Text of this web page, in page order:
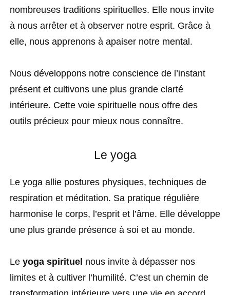
nombreuses traditions spirituelles. Elle nous invite
à nous arrêter et à observer notre esprit. Grâce à
elle, nous apprenons à apaiser notre mental.
Nous développons notre conscience de l’instant
présent et cultivons une plus grande clarté
intérieure. Cette voie spirituelle nous offre des
outils précieux pour mieux nous connaître.
Le yoga
Le yoga allie postures physiques, techniques de
respiration et méditation. Sa pratique régulière
harmonise le corps, l’esprit et l’âme. Elle développe
une plus grande présence à soi et au monde.
Le yoga spirituel nous invite à dépasser nos
limites et à cultiver l’humilité. C’est un chemin de